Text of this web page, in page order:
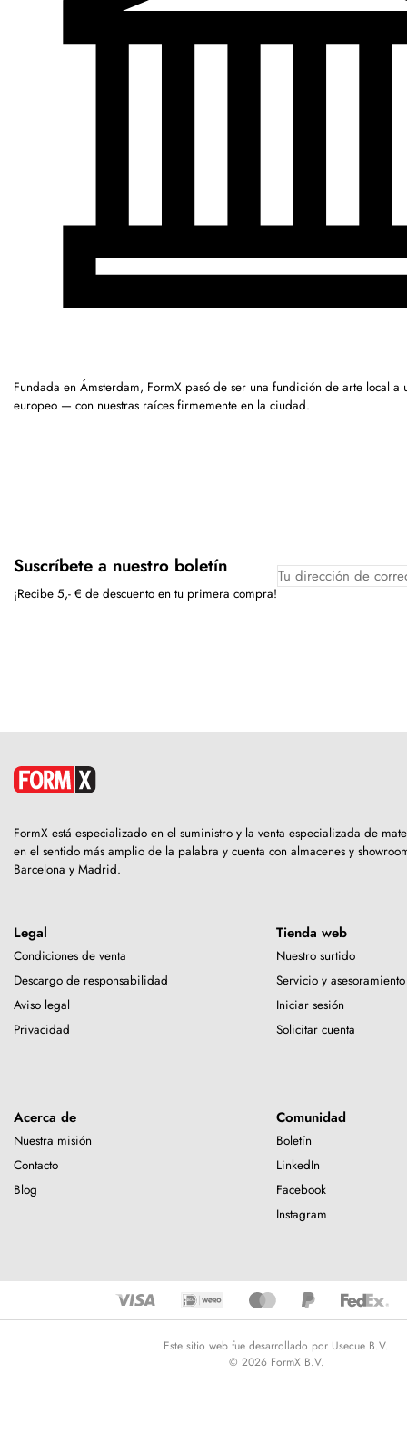
Fundada en Ámsterdam, FormX pasó de ser una fundición de arte local
europeo — con nuestras raíces firmemente en la ciudad.
Suscríbete a nuestro boletín
¡Recibe 5,- € de descuento en tu primera compra!
FormX está especializado en el suministro y la venta especializada de
en el sentido más amplio de la palabra y cuenta con almacenes y
Barcelona y Madrid.
Legal
Condiciones de venta
Descargo de responsabilidad
Aviso legal
Privacidad
Tienda web
Nuestro surtido
Servicio y asesoramiento
Iniciar sesión
Solicitar cuenta
Acerca de
Nuestra misión
Contacto
Blog
Comunidad
Boletín
LinkedIn
Facebook
Instagram
Este sitio web fue desarrollado por Usecue B.V.
© 2026 FormX B.V.